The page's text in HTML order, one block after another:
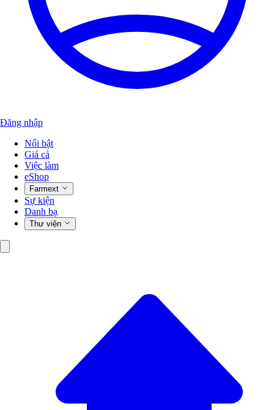
Đăng nhập
Nổi bật
Giá cả
Việc làm
eShop
Farmext
Sự kiện
Danh bạ
Thư viện